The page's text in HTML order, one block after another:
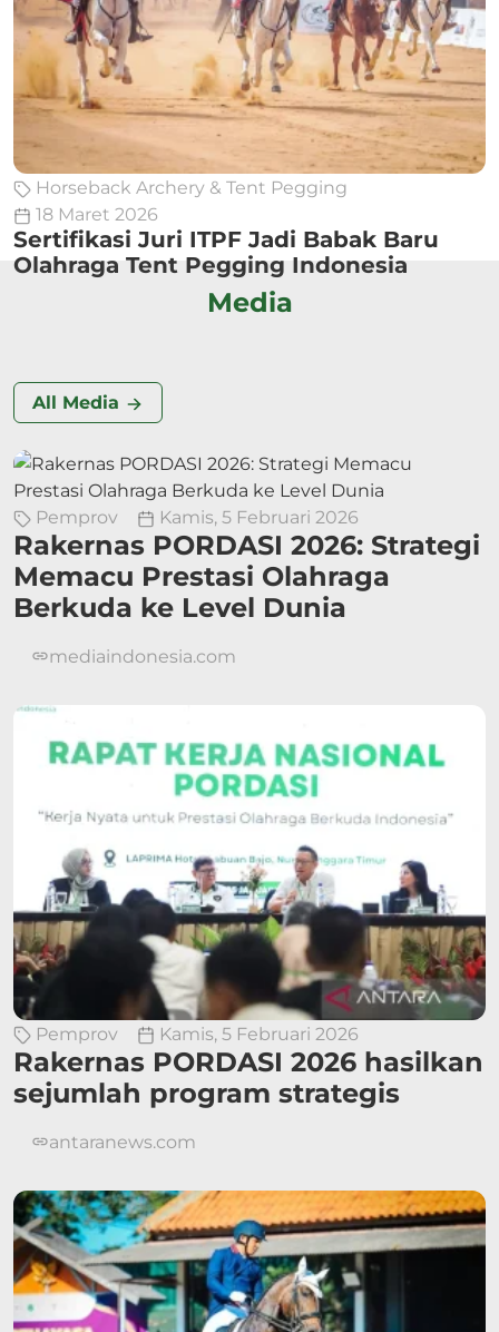
Horseback Archery & Tent Pegging
18 Maret 2026
Sertifikasi Juri ITPF Jadi Babak Baru
Olahraga Tent Pegging Indonesia
Media
All Media
Pemprov Kamis, 5 Februari 2026
Rakernas PORDASI 2026: Strategi
Memacu Prestasi Olahraga
Berkuda ke Level Dunia
mediaindonesia.com
Pemprov Kamis, 5 Februari 2026
Rakernas PORDASI 2026 hasilkan
sejumlah program strategis
antaranews.com